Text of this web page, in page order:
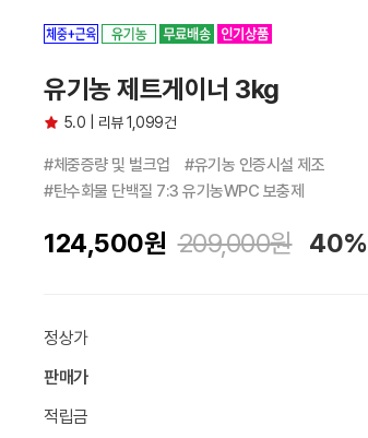
유기농 제트게이너 3kg
5.0 | 리뷰 1,099건
#체중증량 및 벌크업　#유기농 인증시설 제조
#탄수화물 단백질 7:3 유기농WPC 보충제
124,500원 209,000원 40%
정상가
판매가
적립금